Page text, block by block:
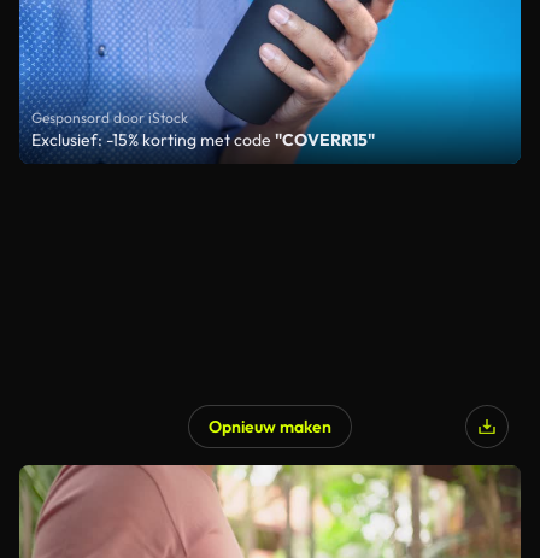
Gesponsord door iStock
Exclusief: -15% korting met code "COVERR15"
Opnieuw maken